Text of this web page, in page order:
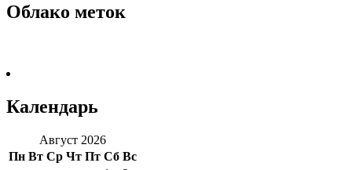
Облако меток
Календарь
Август 2026
Пн Вт Ср Чт Пт Сб Вс